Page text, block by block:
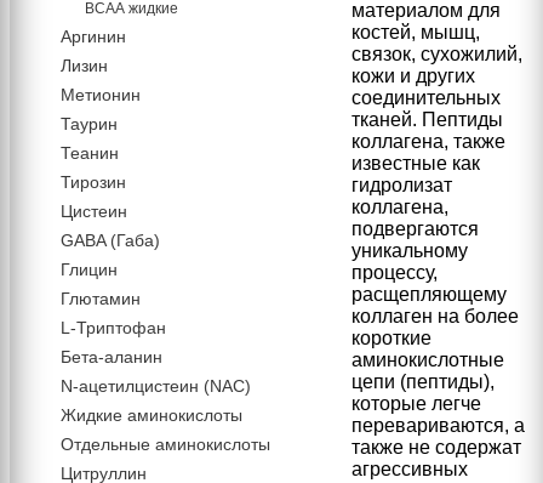
материалом для
костей, мышц,
связок, сухожилий,
кожи и других
соединительных
тканей. Пептиды
коллагена, также
известные как
гидролизат
коллагена,
подвергаются
уникальному
процессу,
расщепляющему
коллаген на более
короткие
аминокислотные
цепи (пептиды),
которые легче
перевариваются, а
также не содержат
агрессивных
ВСАА жидкие
Аргинин
Лизин
Метионин
Таурин
Теанин
Тирозин
Цистеин
GABA (Габа)
Глицин
Глютамин
L-Триптофан
Бета-аланин
N-ацетилцистеин (NAC)
Жидкие аминокислоты
Отдельные аминокислоты
Цитруллин